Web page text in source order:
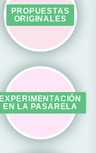
PROPUESTAS
ORIGINALES
EXPERIMENTACIÓN
EN LA PASARELA